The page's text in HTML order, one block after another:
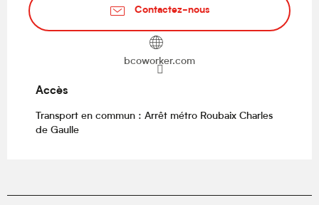
Contactez-nous
bcoworker.com
Accès
Accès
Transport en commun : Arrêt métro Roubaix Charles
de Gaulle